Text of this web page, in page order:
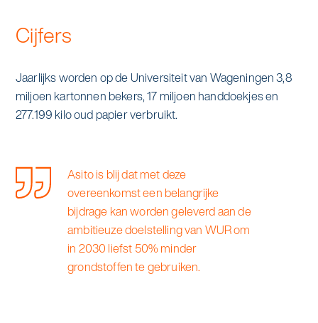
Cijfers
Jaarlijks worden op de Universiteit van Wageningen 3,8
miljoen kartonnen bekers, 17 miljoen handdoekjes en
277.199 kilo oud papier verbruikt.
Asito is blij dat met deze
overeenkomst een belangrijke
bijdrage kan worden geleverd aan de
ambitieuze doelstelling van WUR om
in 2030 liefst 50% minder
grondstoffen te gebruiken.